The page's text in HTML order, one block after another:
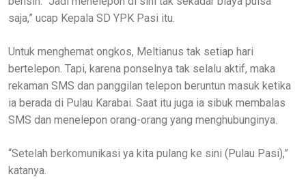
saja,” ucap Kepala SD YPK Pasi itu.
Untuk menghemat ongkos, Meltianus tak setiap hari
bertelepon. Tapi, karena ponselnya tak selalu aktif, maka
rekaman SMS dan panggilan telepon beruntun masuk ketika
ia berada di Pulau Karabai. Saat itu juga ia sibuk membalas
SMS dan menelepon orang-orang yang menghubunginya.
“Setelah berkomunikasi ya kita pulang ke sini (Pulau Pasi),”
katanya.